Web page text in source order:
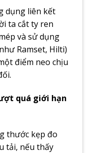
dụng liên kết
ta cắt ty ren
và sử dụng
Ramset, Hilti)
điểm neo chịu
quá giới hạn
thước kẹp đo
tải, nếu thấy